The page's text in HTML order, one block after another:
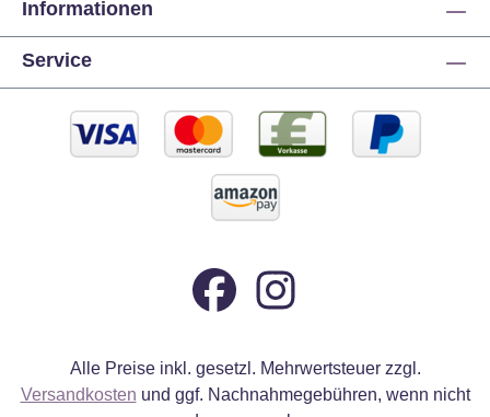
Informationen
Service
Alle Preise inkl. gesetzl. Mehrwertsteuer zzgl.
Versandkosten und ggf. Nachnahmegebühren, wenn nicht